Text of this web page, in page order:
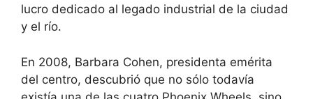
lucro dedicado al legado industrial de la ciudad
y el río.
En 2008, Barbara Cohen, presidenta emérita
del centro, descubrió que no sólo todavía